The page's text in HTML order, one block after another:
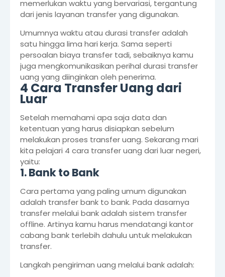
memerlukan waktu yang bervariasi, tergantung
dari jenis layanan transfer yang digunakan.
Umumnya waktu atau durasi transfer adalah
satu hingga lima hari kerja. Sama seperti
persoalan biaya transfer tadi, sebaiknya kamu
juga mengkomunikasikan perihal durasi transfer
uang yang diinginkan oleh penerima.
4 Cara Transfer Uang dari
Luar
Setelah memahami apa saja data dan
ketentuan yang harus disiapkan sebelum
melakukan proses transfer uang. Sekarang mari
kita pelajari 4 cara transfer uang dari luar negeri,
yaitu:
1. Bank to Bank
Cara pertama yang paling umum digunakan
adalah transfer bank to bank. Pada dasarnya
transfer melalui bank adalah sistem transfer
offline. Artinya kamu harus mendatangi kantor
cabang bank terlebih dahulu untuk melakukan
transfer.
Langkah pengiriman uang melalui bank adalah: